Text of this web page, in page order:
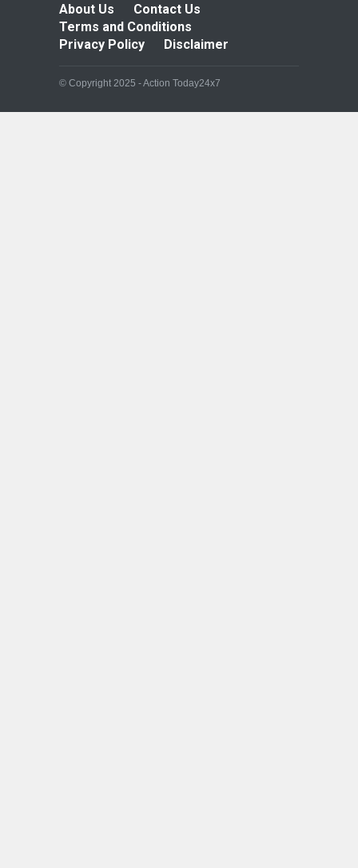
About Us
Contact Us
Terms and Conditions
Privacy Policy
Disclaimer
© Copyright 2025 - Action Today24x7